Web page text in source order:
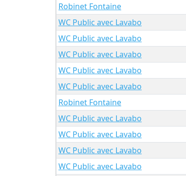
Robinet Fontaine
WC Public avec Lavabo
WC Public avec Lavabo
WC Public avec Lavabo
WC Public avec Lavabo
WC Public avec Lavabo
Robinet Fontaine
WC Public avec Lavabo
WC Public avec Lavabo
WC Public avec Lavabo
WC Public avec Lavabo